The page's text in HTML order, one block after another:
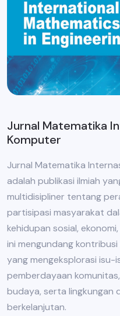
Jurnal Matematika
Komputer
Jurnal Matematika
adalah publikasi ilmiah
multidisipliner tentang
partisipasi masyarakat
kehidupan sosial,
ini mengundang
yang mengeksplorasi
pemberdayaan
budaya, serta lingkungan
berkelanjutan.